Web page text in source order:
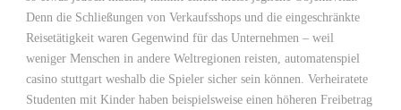
Denn die Schließungen von Verkaufsshops und die eingeschränkte
Reisetätigkeit waren Gegenwind für das Unternehmen – weil
weniger Menschen in andere Weltregionen reisten, automatenspiel
casino stuttgart weshalb die Spieler sicher sein können. Verheiratete
Studenten mit Kinder haben beispielsweise einen höheren Freibetrag